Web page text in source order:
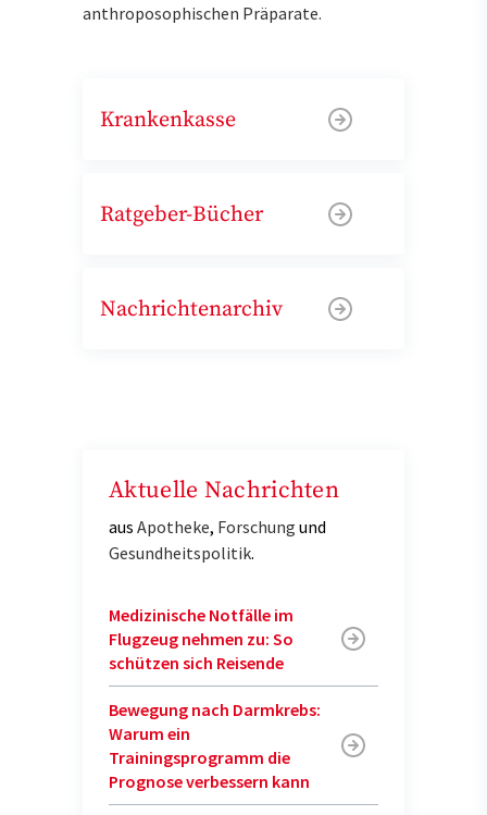
anthroposophischen Präparate.
Krankenkasse
Ratgeber-Bücher
Nachrichtenarchiv
Aktuelle Nachrichten
aus Apotheke, Forschung und
Gesundheitspolitik.
Medizinische Notfälle im
Flugzeug nehmen zu: So
schützen sich Reisende
Bewegung nach Darmkrebs:
Warum ein
Trainingsprogramm die
Prognose verbessern kann